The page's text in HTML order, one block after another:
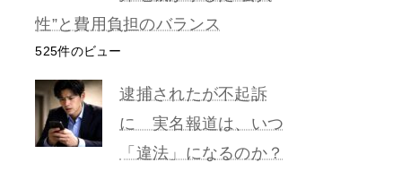
性”と費用負担のバランス
525件のビュー
逮捕されたが不起訴
に 実名報道は、いつ
「違法」になるのか？